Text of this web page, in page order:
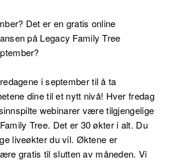
Det er en gratis online
på Legacy Family Tree
i september til å ta
dine til et nytt nivå! Hver fredag
webinarer være tilgjengelige
Tree. Det er 30 økter i alt. Du
liveøkter du vil. Øktene er
gratis til slutten av måneden. Vi